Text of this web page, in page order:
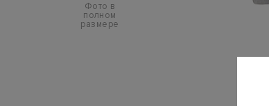
Фото в
полном
размере